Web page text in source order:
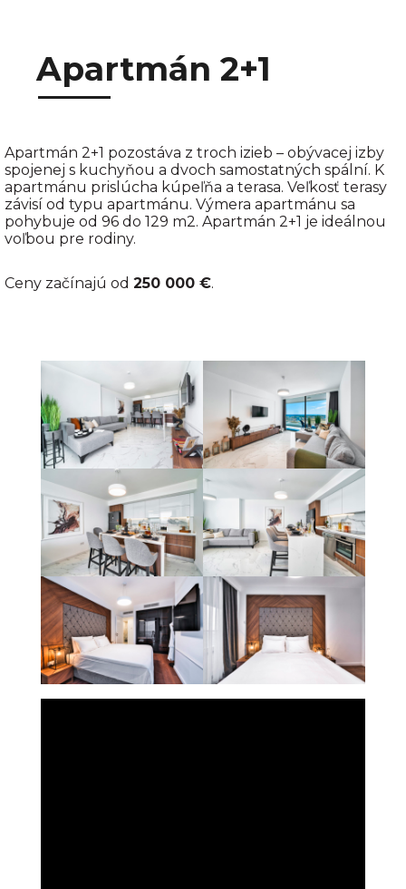
Apartmán 2+1
Apartmán 2+1 pozostáva z troch izieb – obývacej izby
spojenej s kuchyňou a dvoch samostatných spální. K
apartmánu prislúcha kúpeľňa a terasa. Veľkosť terasy
závisí od typu apartmánu. Výmera apartmánu sa
pohybuje od 96 do 129 m2. Apartmán 2+1 je ideálnou
voľbou pre rodiny.
Ceny začínajú od 250 000 €.